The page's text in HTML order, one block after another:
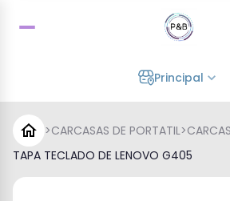
Principal
>CARCASAS DE PORTATIL>
TAPA TECLADO DE LENOVO G405